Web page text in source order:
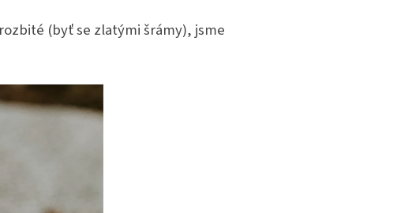
(byť se zlatými šrámy), jsme